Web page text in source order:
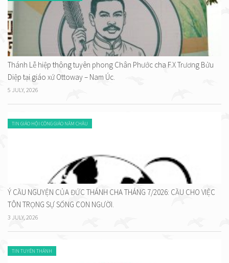
Thánh Lễ hiệp thông tuyên phong Chân Phước cha F.X Trương Bửu
Diệp tại giáo xứ Ottoway – Nam Úc.
5 JULY, 2026
TIN GIÁO HỘI CÔNG GIÁO NĂM CHÂU
Ý CẦU NGUYỆN CỦA ĐỨC THÁNH CHA THÁNG 7/2026: CẦU CHO VIỆC
TÔN TRỌNG SỰ SỐNG CON NGƯỜI.
3 JULY, 2026
TIN TUYÊN THÁNH